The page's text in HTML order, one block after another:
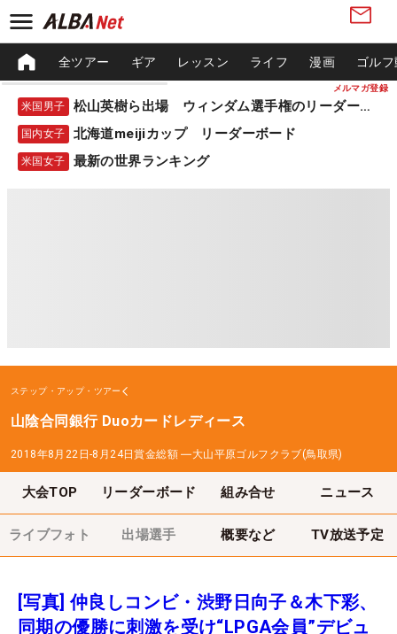
メルマガ登録
全ツアー ギア レッスン ライフ 漫画 ゴル
米国男子 松山英樹ら出場 ウィンダム選手権のリーダーボード
国内女子 北海道meijiカップ リーダーボード
米国女子 最新の世界ランキング
ステップ・アップ・ツアー
山陰合同銀行 Duoカードレディース
2018年8月22日-8月24日賞金総額 ―大山平原ゴルフクラブ(鳥取県)
大会TOP リーダーボード 組み合せ ニュース
ライブフォト 出場選手 概要など TV放送予定
[写真] 仲良しコンビ・渋野日向子＆木下彩、
同期の優勝に刺激を受け“LPGA会員”デビュ